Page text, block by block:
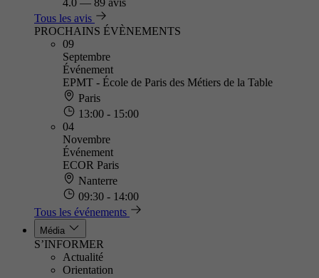
4.0 — 89 avis
Tous les avis
PROCHAINS ÉVÈNEMENTS
09
Septembre
Événement
EPMT - École de Paris des Métiers de la Table
Paris
13:00 - 15:00
04
Novembre
Événement
ECOR Paris
Nanterre
09:30 - 14:00
Tous les événements
Média
S’INFORMER
Actualité
Orientation